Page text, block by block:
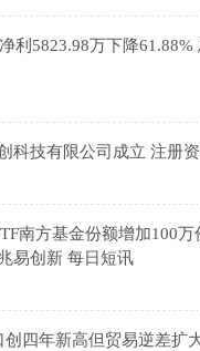
利5823.98万下降61.88%
科技有限公司成立 注册
南方基金份额增加100
易创新 每日短讯
创四年新高但贸易逆差扩